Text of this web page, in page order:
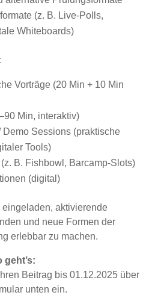
(z. B. Live-Polls,
Whiteboards)
Vorträge (20 Min + 10 Min
Min, interaktiv)
Demo Sessions (praktische
Tools)
B. Fishbowl, Barcamp-Slots)
(digital)
aktivierende
und neue Formen der
erlebbar zu machen.
geht’s:
Beitrag bis 01.12.2025 über
unten ein.